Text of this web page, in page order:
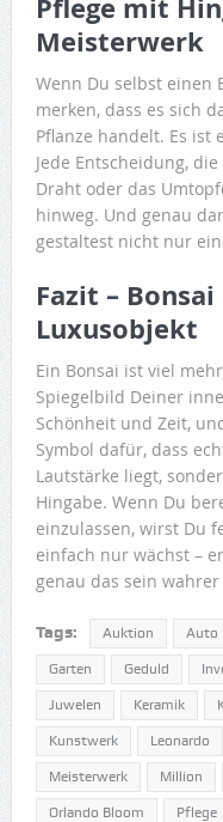
Pflege mit
Meisterwerk
Wenn Du selbst einen
merken, dass es sich
Pflanze handelt. Es
Jede Entscheidung,
Draht oder das
hinweg. Und genau
gestaltest nicht nur
Fazit –
Luxusobjekt
Ein Bonsai ist viel
Spiegelbild Deiner
Schönheit und Zeit,
Symbol dafür, dass
Lautstärke liegt,
Hingabe. Wenn Du
einzulassen, wirst Du
einfach nur wächst –
genau das sein wahrer
Tags: Auktion Auto
Garten Geduld
Juwelen Keramik
Kunstwerk Leonardo
Meisterwerk Million
Orlando Bloom Pflege